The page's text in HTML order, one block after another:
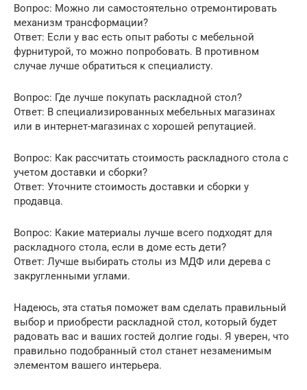
Вопрос: Можно ли самостоятельно отремонтировать
механизм трансформации?
Ответ: Если у вас есть опыт работы с мебельной
фурнитурой, то можно попробовать. В противном
случае лучше обратиться к специалисту.
Вопрос: Где лучше покупать раскладной стол?
Ответ: В специализированных мебельных магазинах
или в интернет-магазинах с хорошей репутацией.
Вопрос: Как рассчитать стоимость раскладного стола с
учетом доставки и сборки?
Ответ: Уточните стоимость доставки и сборки у
продавца.
Вопрос: Какие материалы лучше всего подходят для
раскладного стола, если в доме есть дети?
Ответ: Лучше выбирать столы из МДФ или дерева с
закругленными углами.
Надеюсь, эта статья поможет вам сделать правильный
выбор и приобрести раскладной стол, который будет
радовать вас и ваших гостей долгие годы. Я уверен, что
правильно подобранный стол станет незаменимым
элементом вашего интерьера.